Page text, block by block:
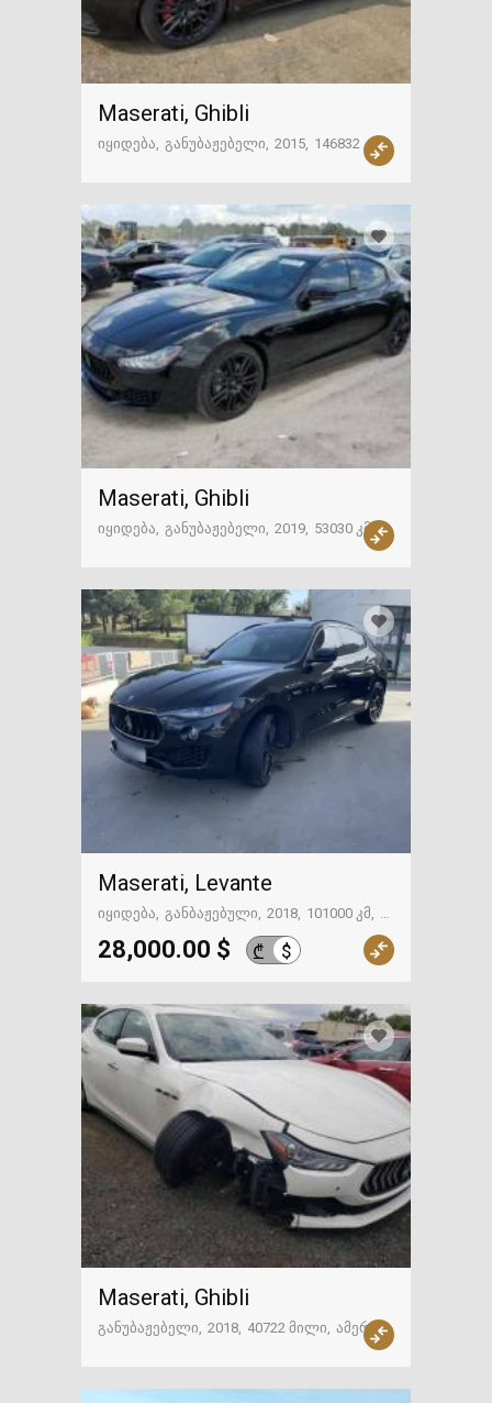
Maserati, Ghibli
იყიდება განუბაჟებელი 2015 146832 კმ
Maserati, Ghibli
იყიდება განუბაჟებელი 2019 53030 კმ
Maserati, Levante
იყიდება განბაჟებული 2018 101000 კმ
28,000.00 $ ₾ $
Maserati, Ghibli
განუბაჟებელი 2018 40722 მილი ამერიკა